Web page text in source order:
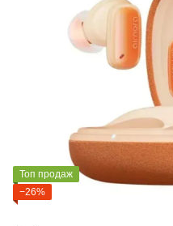
Топ продаж
−26%